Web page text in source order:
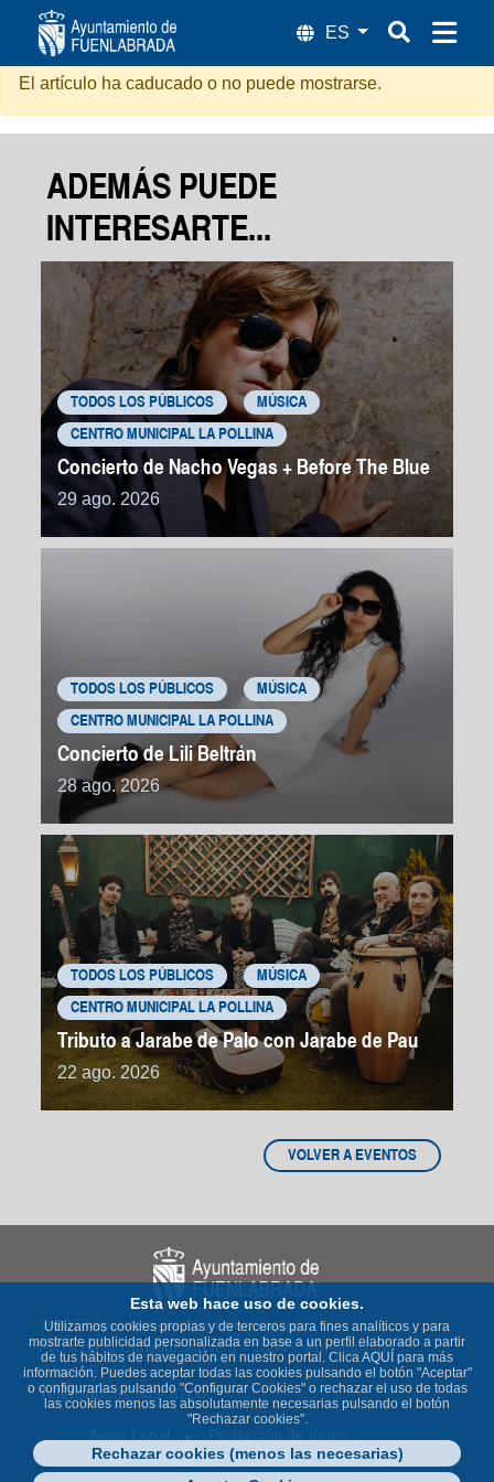
BOOMBASTIC DAY
El artículo ha caducado o no puede mostrarse.
ADEMÁS PUEDE
INTERESARTE...
TODOS LOS PÚBLICOS MÚSICA
CENTRO MUNICIPAL LA POLLINA
Concierto de Nacho Vegas + Before The Blue
29 ago. 2026
TODOS LOS PÚBLICOS MÚSICA
CENTRO MUNICIPAL LA POLLINA
Concierto de Lili Beltrán
28 ago. 2026
TODOS LOS PÚBLICOS MÚSICA
CENTRO MUNICIPAL LA POLLINA
Tributo a Jarabe de Palo con Jarabe de Pau
22 ago. 2026
VOLVER A EVENTOS
© 2023 Ayuntamiento de Fuenlabrada
Plaza de la Constitución nº 1 - 28943 Fuenlabrada
(Madrid)
Teléfono: 91 649 70 00
Política de Cookies
Accesibilidad
Esta web hace uso de cookies.
Utilizamos cookies propias y de terceros para fines analíticos y para
mostrarte publicidad personalizada en base a un perfil elaborado a partir
de tus hábitos de navegación en nuestro portal. ClicaAQUÍ para más
información. Puedes aceptar todas las cookies pulsando el botón "Aceptar"
o configurarlas pulsando "Configurar Cookies" o rechazar el uso de todas
las cookies menos las absolutamente necesarias pulsando el botón
"Rechazar cookies".
Rechazar cookies (menos las necesarias)